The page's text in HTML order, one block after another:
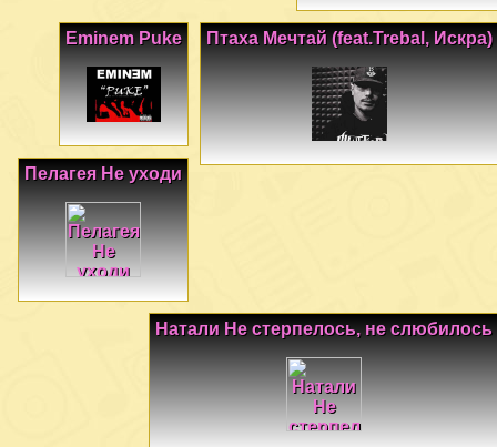
Птаха Мечтай (feat.Trebal, Искра)
Eminem Puke
Пелагея Не уходи
Натали Не стерпелось, не слюбилось